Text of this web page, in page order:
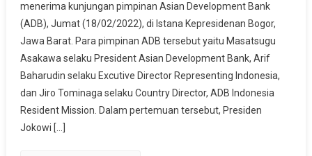
Temui
Presiden
Jokowi
Di
Istana
Bogor,
Ini
menerima kunjungan pimpinan Asian Development Bank
(ADB), Jumat (18/02/2022), di Istana Kepresidenan Bogor,
Jawa Barat. Para pimpinan ADB tersebut yaitu Masatsugu
Asakawa selaku President Asian Development Bank, Arif
Baharudin selaku Excutive Director Representing Indonesia,
dan Jiro Tominaga selaku Country Director, ADB Indonesia
Resident Mission. Dalam pertemuan tersebut, Presiden
Jokowi […]